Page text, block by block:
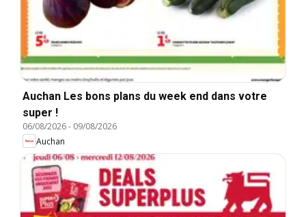
Auchan Les bons plans du week end dans votre
super !
06/08/2026- 09/08/2026
Auchan